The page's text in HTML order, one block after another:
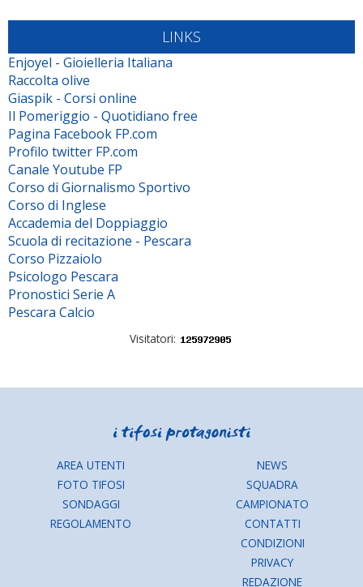
LINKS
Enjoyel - Gioielleria Italiana
Raccolta olive
Giaspik - Corsi online
Il Pomeriggio - Quotidiano free
Pagina Facebook FP.com
Profilo twitter FP.com
Canale Youtube FP
Corso di Giornalismo Sportivo
Corso di Inglese
Accademia del Doppiaggio
Scuola di recitazione - Pescara
Corso Pizzaiolo
Psicologo Pescara
Pronostici Serie A
Pescara Calcio
Visitatori:
AREA UTENTI
FOTO TIFOSI
SONDAGGI
REGOLAMENTO
NEWS
SQUADRA
CAMPIONATO
CONTATTI
CONDIZIONI
PRIVACY
REDAZIONE